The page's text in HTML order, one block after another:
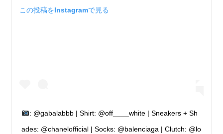
この投稿をInstagramで見る
: @gabalabbb | Shirt: @off____white | Sneakers + Sh
ades: @chanelofficial | Socks: @balenciaga | Clutch: @lo